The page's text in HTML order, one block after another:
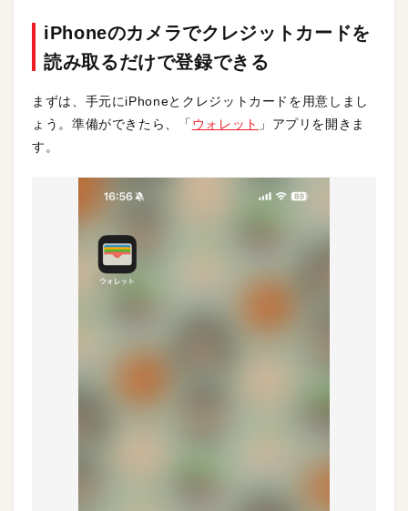
iPhoneのカメラでクレジットカードを
読み取るだけで登録できる
まずは、手元にiPhoneとクレジットカードを用意しまし
ょう。準備ができたら、「 ウォレット 」アプリを開きま
す。